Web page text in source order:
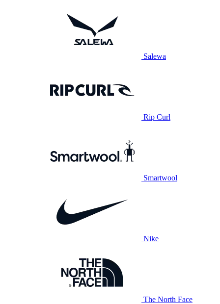
Salewa
Rip Curl
Smartwool
Nike
The North Face